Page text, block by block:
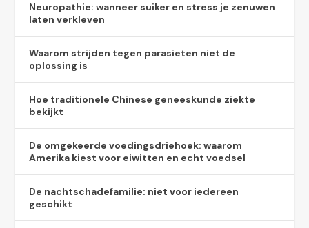
Neuropathie: wanneer suiker en stress je zenuwen
laten verkleven
Waarom strijden tegen parasieten niet de
oplossing is
Hoe traditionele Chinese geneeskunde ziekte
bekijkt
De omgekeerde voedingsdriehoek: waarom
Amerika kiest voor eiwitten en echt voedsel
De nachtschadefamilie: niet voor iedereen
geschikt